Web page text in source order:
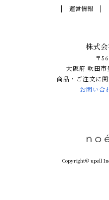
運営情報
株式
〒
大阪府 吹田
商品・ご注文に
お問い合
Copyright© upell